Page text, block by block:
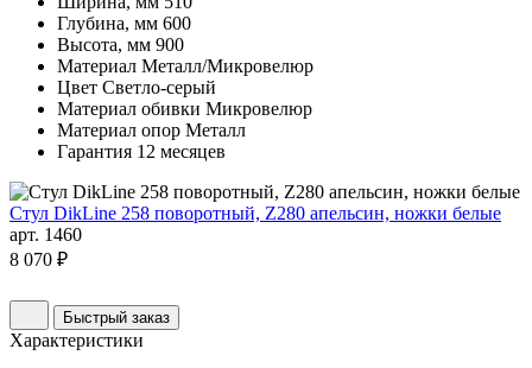
Глубина, мм 600
Высота, мм 900
Материал Металл/Микровелюр
Цвет Светло-серый
Материал обивки Микровелюр
Материал опор Металл
Гарантия 12 месяцев
Стул DikLine 258 поворотный, Z280 апельсин, ножки белые
арт. 1460
8 070 ₽
Быстрый заказ
Характеристики